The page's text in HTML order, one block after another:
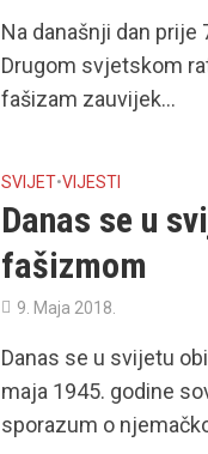
Na današnji dan prije
Drugom svjetskom
fašizam zauvijek...
SVIJET•VIJESTI
Danas se u
fašizmom
9. Maja 2018.
Danas se u svijetu
maja 1945. godine
sporazum o